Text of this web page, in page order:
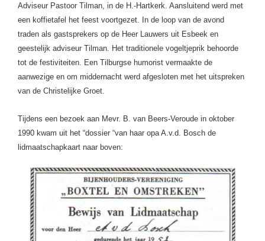
Adviseur Pastoor Tilman, in de H.-Hartkerk. Aansluitend werd met
een koffietafel het feest voortgezet. In de loop van de avond
traden als gastsprekers op de Heer Lauwers uit Esbeek en
geestelijk adviseur Tilman. Het traditionele vogeltjeprik behoorde
tot de festiviteiten. Een Tilburgse humorist vermaakte de
aanwezige en om middernacht werd afgesloten met het uitspreken
van de Christelijke Groet.
Tijdens een bezoek aan Mevr. B. van Beers-Veroude in oktober
1990 kwam uit het “dossier “van haar opa A.v.d. Bosch de
lidmaatschapkaart naar boven: